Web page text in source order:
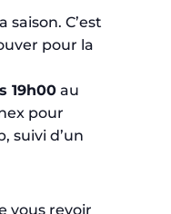
saison. C’est
pour la
19h00au
pour
suivi d’un
vous revoir